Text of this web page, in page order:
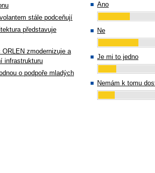
stále podceňují
představuje
zmodernizuje a
infrastrukturu
o podpoře mladých
Ano
Ne
Je mi to jedno
Nemám k tomu